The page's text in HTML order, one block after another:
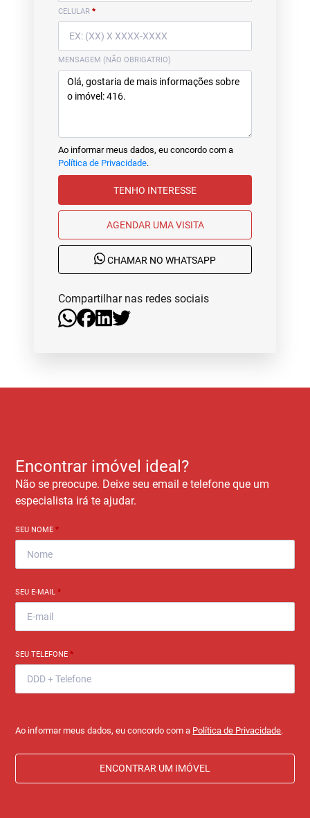
CELULAR *
MENSAGEM (NÃO OBRIGATRIO)
Ao informar meus dados, eu concordo com a
Política de Privacidade.
TENHO INTERESSE
AGENDAR UMA VISITA
CHAMAR NO WHATSAPP
Compartilhar nas redes sociais
Encontrar imóvel ideal?
Não se preocupe. Deixe seu email e telefone que um
especialista irá te ajudar.
SEU NOME*
SEU E-MAIL*
SEU TELEFONE*
Ao informar meus dados, eu concordo com a Política de Privacidade.
ENCONTRAR UM IMÓVEL